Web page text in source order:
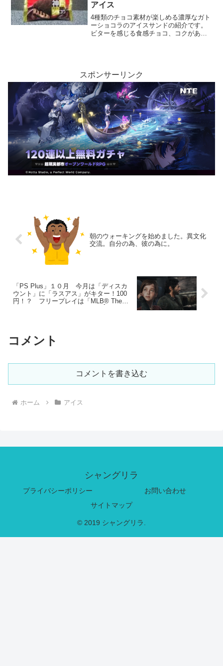
アイス
4種類のチョコ素材が楽しめる濃厚なガト
ーショコラのアイスサンドの紹介です。
ビターを感じる食感チョコ、コクがある
スポンサーリンク
朝のウォーキングを始めました。異文化
交流。自分の為、彼の為に。
「PS Plus」１０月 今月は「ディスカ
ウント」に「ラスアス」がキター！100
円！？ フリープレイは「MLB® The
コメント
コメントを書き込む
ホーム アイス
シャングリラ
プライバシーポリシー
お問い合わせ
サイトマップ
© 2019 シャングリラ.